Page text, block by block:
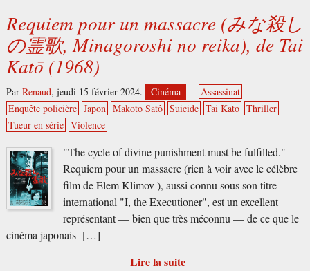
Requiem pour un massacre (みな殺し
の霊歌, Minagoroshi no reika), de Tai
Katō (1968)
Par Renaud, jeudi 15 février 2024. Cinéma
Assassinat
Enquête policière Japon Makoto Satô Suicide Tai Katō Thriller
Tueur en série Violence
"The cycle of divine punishment must be fulfilled."
Requiem pour un massacre (rien à voir avec le célèbre
film de Elem Klimov ), aussi connu sous son titre
international "I, the Executioner", est un excellent
représentant — bien que très méconnu — de ce que le
cinéma japonais […]
Lire la suite